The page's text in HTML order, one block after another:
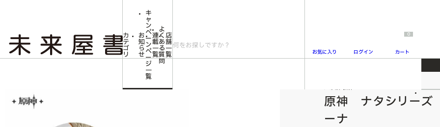
カ
テ
ゴ
リ
お
知
ら
せ
キ
ャ
ン
ペ
ー
ン
ペ
ー
ジ
一
覧
連
載
一
覧
よ
く
あ
る
質
問
店
舗
一
覧
お気に入り ログイン
0
カート
原神 ナタシリーズ キャラクター缶バッジ カチーナ
原神 ナタシリーズ
ーナ